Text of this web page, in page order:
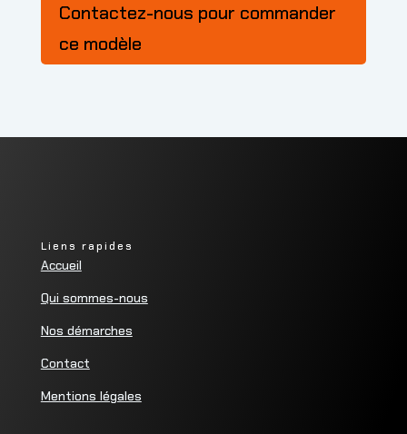
Contactez-nous pour commander
ce modèle
Liens rapides
Accueil
Qui sommes-nous
Nos démarches
Contact
Mentions légales